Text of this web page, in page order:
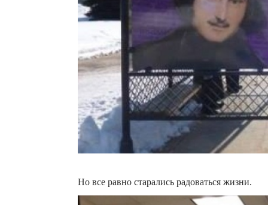
Но все равно старались радоваться жизни.